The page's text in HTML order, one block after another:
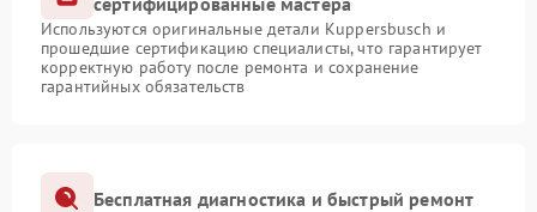
Используются оригинальные детали Kuppersbusch и
прошедшие сертификацию специалисты, что гарантирует
корректную работу после ремонта и сохранение
гарантийных обязательств
Бесплатная диагностика и быстрый ремонт